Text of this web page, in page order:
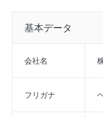
基本データ
会社名
フリガナ